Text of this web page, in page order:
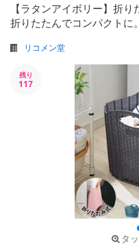
【ラタンアイボリー】折
折りたたんでコンパクトに
リコメン堂
残り
117
タ